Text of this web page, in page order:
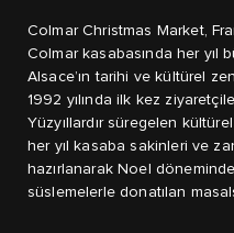
Colmar Christmas Market,
Colmar kasabasında her yıl
Alsace’ın tarihi ve kültürel
1992 yılında ilk kez
Yüzyıllardır süregelen
her yıl kasaba sakinleri ve
hazırlanarak Noel
süslemelerle donatılan